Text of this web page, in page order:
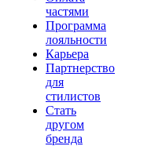
частями
Программа
лояльности
Карьера
Партнерство
для
стилистов
Стать
другом
бренда